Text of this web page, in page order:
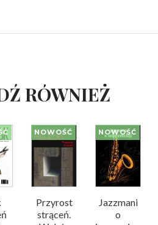
RÓWNIEŻ
NOWOŚĆ
Przyrost
strąceń.
NOWOŚĆ
Jazzmani
o